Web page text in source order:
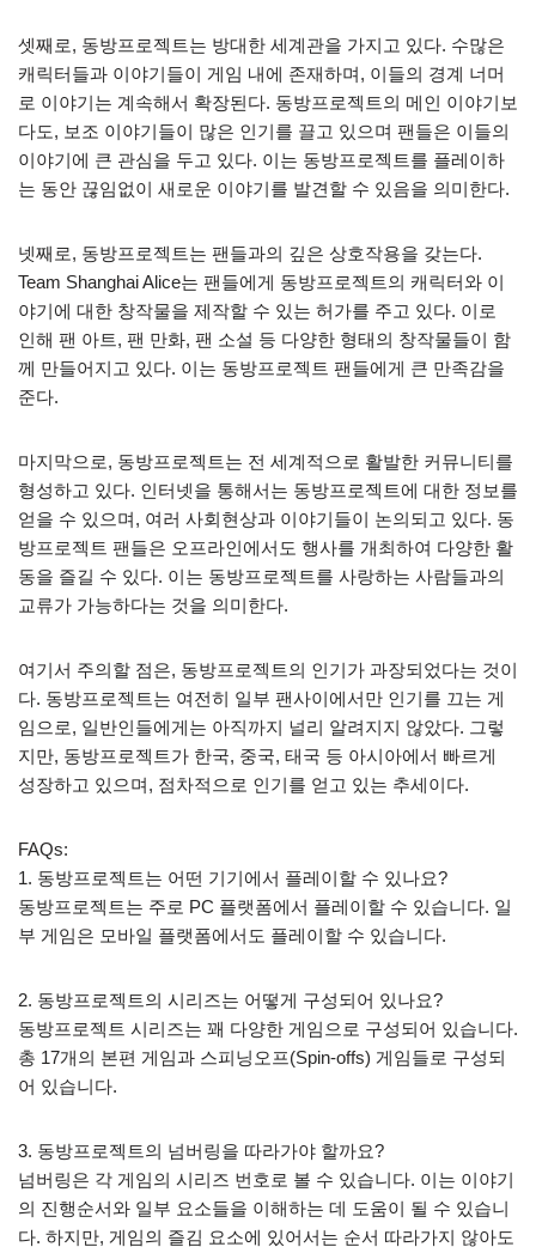
셋째로, 동방프로젝트는 방대한 세계관을 가지고 있다. 수많은
캐릭터들과 이야기들이 게임 내에 존재하며, 이들의 경계 너머
로 이야기는 계속해서 확장된다. 동방프로젝트의 메인 이야기보
다도, 보조 이야기들이 많은 인기를 끌고 있으며 팬들은 이들의
이야기에 큰 관심을 두고 있다. 이는 동방프로젝트를 플레이하
는 동안 끊임없이 새로운 이야기를 발견할 수 있음을 의미한다.
넷째로, 동방프로젝트는 팬들과의 깊은 상호작용을 갖는다.
Team Shanghai Alice는 팬들에게 동방프로젝트의 캐릭터와 이
야기에 대한 창작물을 제작할 수 있는 허가를 주고 있다. 이로
인해 팬 아트, 팬 만화, 팬 소설 등 다양한 형태의 창작물들이 함
께 만들어지고 있다. 이는 동방프로젝트 팬들에게 큰 만족감을
준다.
마지막으로, 동방프로젝트는 전 세계적으로 활발한 커뮤니티를
형성하고 있다. 인터넷을 통해서는 동방프로젝트에 대한 정보를
얻을 수 있으며, 여러 사회현상과 이야기들이 논의되고 있다. 동
방프로젝트 팬들은 오프라인에서도 행사를 개최하여 다양한 활
동을 즐길 수 있다. 이는 동방프로젝트를 사랑하는 사람들과의
교류가 가능하다는 것을 의미한다.
여기서 주의할 점은, 동방프로젝트의 인기가 과장되었다는 것이
다. 동방프로젝트는 여전히 일부 팬사이에서만 인기를 끄는 게
임으로, 일반인들에게는 아직까지 널리 알려지지 않았다. 그렇
지만, 동방프로젝트가 한국, 중국, 태국 등 아시아에서 빠르게
성장하고 있으며, 점차적으로 인기를 얻고 있는 추세이다.
FAQs:
1. 동방프로젝트는 어떤 기기에서 플레이할 수 있나요?
동방프로젝트는 주로 PC 플랫폼에서 플레이할 수 있습니다. 일
부 게임은 모바일 플랫폼에서도 플레이할 수 있습니다.
2. 동방프로젝트의 시리즈는 어떻게 구성되어 있나요?
동방프로젝트 시리즈는 꽤 다양한 게임으로 구성되어 있습니다.
총 17개의 본편 게임과 스피닝오프(Spin-offs) 게임들로 구성되
어 있습니다.
3. 동방프로젝트의 넘버링을 따라가야 할까요?
넘버링은 각 게임의 시리즈 번호로 볼 수 있습니다. 이는 이야기
의 진행순서와 일부 요소들을 이해하는 데 도움이 될 수 있습니
다. 하지만, 게임의 즐김 요소에 있어서는 순서 따라가지 않아도